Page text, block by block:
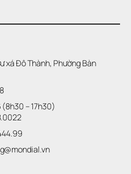
xá Đô Thành, Phường Bàn
– 17h30)